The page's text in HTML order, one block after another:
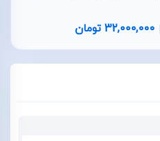
32,000,000 تومان